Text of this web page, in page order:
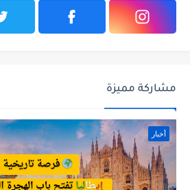
مشاركة مميزة
أخبار